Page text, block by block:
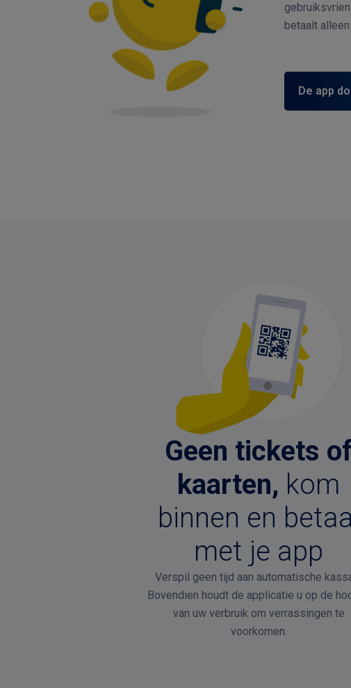
betaalt
De app
Geen tickets
kaarten, kom
binnen en betaal
met je app
Verspil geen tijd aan automatische
Bovendien houdt de applicatie u op de
van uw verbruik om verrassingen te
voorkomen.